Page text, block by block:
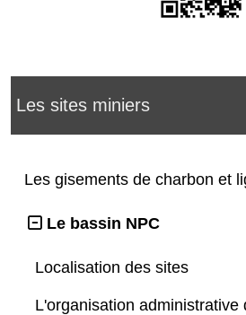
Les sites miniers
Les gisements de charbon et
Le bassin NPC
Localisation des sites
L'organisation administrative